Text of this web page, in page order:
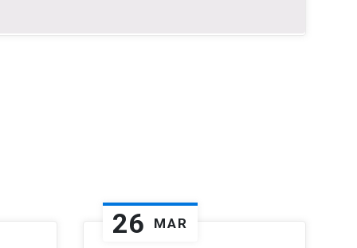
26 MAR